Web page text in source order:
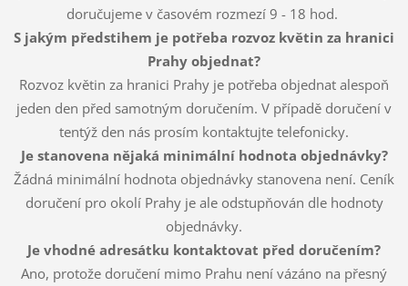
doručujeme v časovém rozmezí 9 - 18 hod.
S jakým předstihem je potřeba rozvoz květin za hranici
Prahy objednat?
Rozvoz květin za hranici Prahy je potřeba objednat alespoň
jeden den před samotným doručením. V případě doručení v
tentýž den nás prosím kontaktujte telefonicky.
Je stanovena nějaká minimální hodnota objednávky?
Žádná minimální hodnota objednávky stanovena není. Ceník
doručení pro okolí Prahy je ale odstupňován dle hodnoty
objednávky.
Je vhodné adresátku kontaktovat před doručením?
Ano, protože doručení mimo Prahu není vázáno na přesný